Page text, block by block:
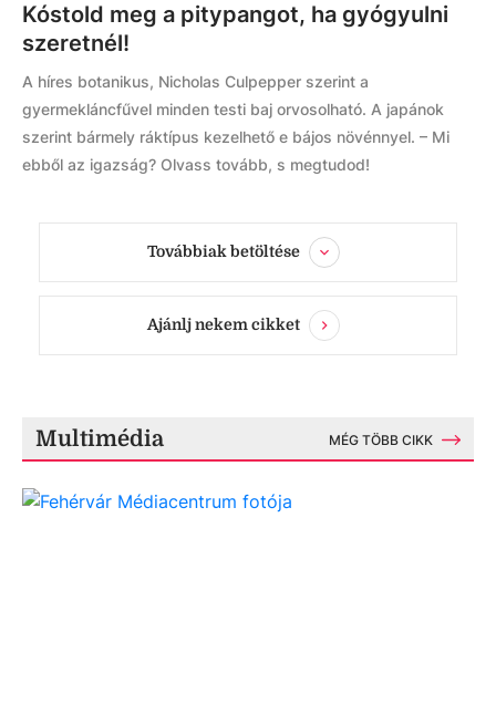
Kóstold meg a pitypangot, ha gyógyulni
szeretnél!
A híres botanikus, Nicholas Culpepper szerint a
gyermekláncfűvel minden testi baj orvosolható. A japánok
szerint bármely ráktípus kezelhető e bájos növénnyel. – Mi
ebből az igazság? Olvass tovább, s megtudod!
Továbbiak betöltése
Ajánlj nekem cikket
Multimédia MÉG TÖBB CIKK